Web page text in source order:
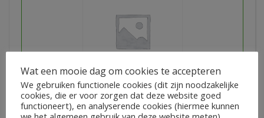
Thema: de boerderij
Wat een mooie dag om cookies te accepteren
We gebruiken functionele cookies (dit zijn noodzakelijke
cookies, die er voor zorgen dat deze website goed
functioneert), en analyserende cookies (hiermee kunnen